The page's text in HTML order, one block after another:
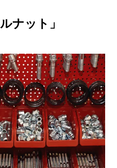
ナット」